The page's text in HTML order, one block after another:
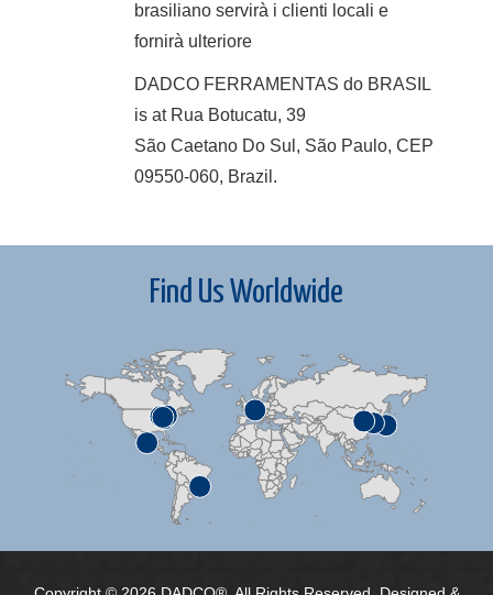
brasiliano servirà i clienti locali e
fornirà ulteriore
DADCO FERRAMENTAS do BRASIL
is at Rua Botucatu, 39
São Caetano Do Sul, São Paulo, CEP
09550-060, Brazil.
Find Us Worldwide